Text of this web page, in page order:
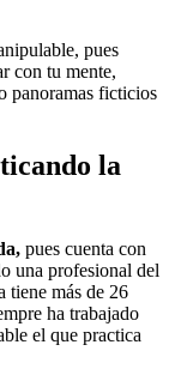
pues
con tu mente,
panoramas ficticios
la
pues cuenta con
una profesional del
tiene más de 26
ha trabajado
el que practica